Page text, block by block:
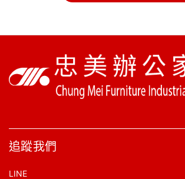
追蹤我們
LINE